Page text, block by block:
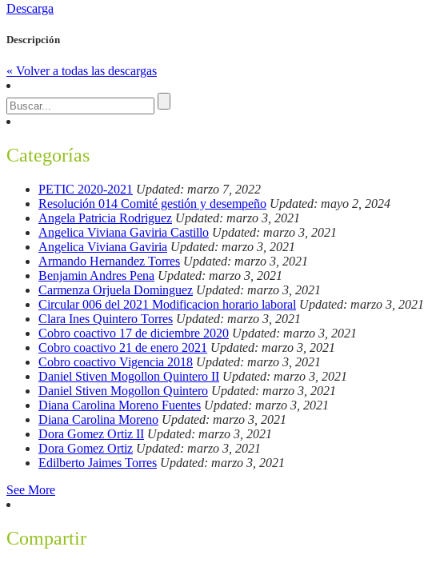
Descarga
Descripción
« Volver a todas las descargas
Categorías
PETIC 2020-2021 Updated: marzo 7, 2022
Resolución 014 Comité gestión y desempeño Updated: mayo 2, 2024
Angela Patricia Rodriguez Updated: marzo 3, 2021
Angelica Viviana Gaviria Castillo Updated: marzo 3, 2021
Angelica Viviana Gaviria Updated: marzo 3, 2021
Armando Hernandez Torres Updated: marzo 3, 2021
Benjamin Andres Pena Updated: marzo 3, 2021
Carmenza Orjuela Dominguez Updated: marzo 3, 2021
Circular 006 del 2021 Modificacion horario laboral Updated: marzo 3, 2021
Clara Ines Quintero Torres Updated: marzo 3, 2021
Cobro coactivo 17 de diciembre 2020 Updated: marzo 3, 2021
Cobro coactivo 21 de enero 2021 Updated: marzo 3, 2021
Cobro coactivo Vigencia 2018 Updated: marzo 3, 2021
Daniel Stiven Mogollon Quintero II Updated: marzo 3, 2021
Daniel Stiven Mogollon Quintero Updated: marzo 3, 2021
Diana Carolina Moreno Fuentes Updated: marzo 3, 2021
Diana Carolina Moreno Updated: marzo 3, 2021
Dora Gomez Ortiz II Updated: marzo 3, 2021
Dora Gomez Ortiz Updated: marzo 3, 2021
Edilberto Jaimes Torres Updated: marzo 3, 2021
See More
Compartir